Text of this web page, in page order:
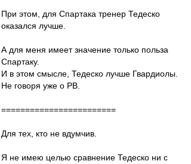
При этом, для Спартака тренер Тедеско
оказался лучше.
А для меня имеет значение только польза
Спартаку.
И в этом смысле, Тедеско лучше Гвардиолы.
Не говоря уже о РВ.
========================
Для тех, кто не вдумчив.
Я не имею целью сравнение Тедеско ни с